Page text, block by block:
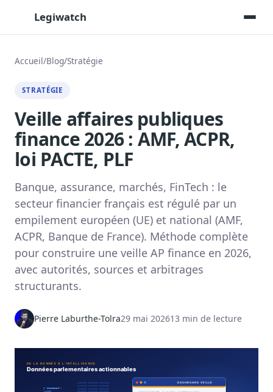
Legiwatch
Assistant IA
Transcriptions IA
Toutes les séances AN/Sénat transcrites
Synthèses IA
Résumés automatiques des dossiers longs
Veille des matinales radio
9 interviews politiques, analysées avant 10 h
Alertes personnalisées
Par dossier, personne, mot-clé
Exports & livrables
Notes, briefings, tableaux de bord
Parcours, mandats, prises de position
Cartographier l'influence sur un dossier
Accueil/Blog/Stratégie
STRATÉGIE
Veille affaires publiques
finance 2026 : AMF, ACPR,
loi PACTE, PLF
Banque, assurance, marchés, FinTech : le
secteur financier français est régulé par un
empilement européen (UE) et national (AMF,
ACPR, Banque de France). Méthode complète
pour construire une veille AP finance en 2026,
avec autorités, sources et arbitrages
structurants.
Pierre Laburthe-Tolra29 mai 202613 min de lecture